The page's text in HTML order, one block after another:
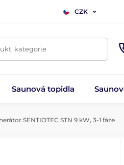
CZK
kategorie
Saunová topidla
SENTIOTEC STN 9 kW, 3-1 fáze